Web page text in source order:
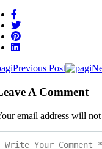
Previous Post
A Comment
email address will